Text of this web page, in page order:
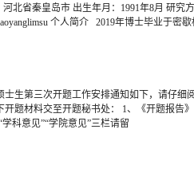
北省秦皇岛市 出生年月：1991年8月 研究
个人简介 2019年博士毕业于
生第三次开题工作安排通知如下，请仔细
题材料交至开题秘书处： 1、《开题报告
科意见”“学院意见”三栏请留